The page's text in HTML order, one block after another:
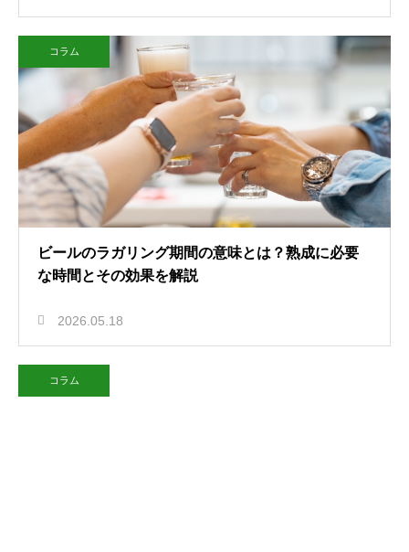
コラム
ビールのラガリング期間の意味とは？熟成に必要
な時間とその効果を解説
2026.05.18
コラム